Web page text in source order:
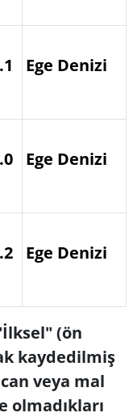
Ege Denizi
Ege Denizi
Ege Denizi
(ön
kaydedilmiş
veya mal
olmadıkları